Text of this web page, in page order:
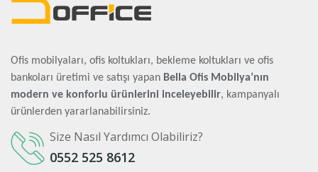
Ofis mobilyaları, ofis koltukları, bekleme koltukları ve ofis
bankoları üretimi ve satışı yapan Bella Ofis Mobilya’nın
modern ve konforlu ürünlerini inceleyebilir, kampanyalı
ürünlerden yararlanabilirsiniz.
Size Nasıl Yardımcı Olabiliriz?
0552 525 8612